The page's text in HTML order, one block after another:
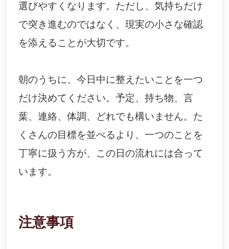
選びやすくなります。ただし、気持ちだけ
で突き進むのではなく、現実の小さな確認
を添えることが大切です。
朝のうちに、今日中に整えたいことを一つ
だけ決めてください。予定、持ち物、言
葉、連絡、体調、どれでも構いません。た
くさんの目標を並べるより、一つのことを
丁寧に扱う方が、この日の流れには合って
います。
注意事項